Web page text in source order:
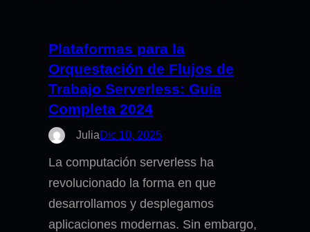
Plataformas para la
Orquestación de Flujos de
Trabajo Serverless: Guía
Completa 2024
JuliaDic 10, 2025
La computación serverless ha
revolucionado la forma en que
desarrollamos y desplegamos
aplicaciones modernas. Sin embargo,